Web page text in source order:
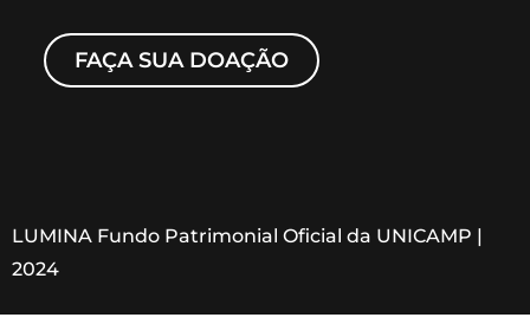
FAÇA SUA DOAÇÃO
LUMINA Fundo Patrimonial Oficial da UNICAMP |
2024